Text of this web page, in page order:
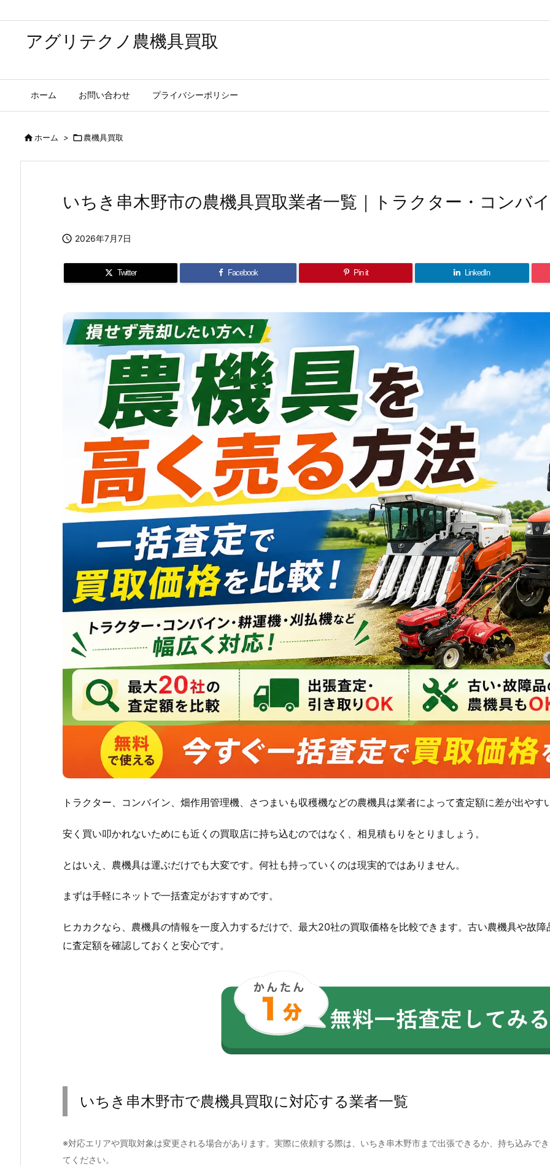
アグリテクノ農機具買取
ホーム お問い合わせ プライバシーポリシー
ホーム > 農機具買取
いちき串木野市の農機具買取業者一覧｜トラクター・コンバ
 2026年7月7日
Twitter Facebook Pin it LinkedIn
トラクター、コンバイン、畑作用管理機、さつまいも収穫機などの農機具は業者によって査定額に差が出やす
安く買い叩かれないためにも近くの買取店に持ち込むのではなく、相見積もりをとりましょう。
とはいえ、農機具は運ぶだけでも大変です。何社も持っていくのは現実的ではありません。
まずは手軽にネットで一括査定がおすすめです。
ヒカカクなら、農機具の情報を一度入力するだけで、最大20社の買取価格を比較できます。古い農機具や故
に査定額を確認しておくと安心です。
いちき串木野市で農機具買取に対応する業者一覧
※対応エリアや買取対象は変更される場合があります。実際に依頼する際は、いちき串木野市まで出張できるか、持ち込みで
てください。